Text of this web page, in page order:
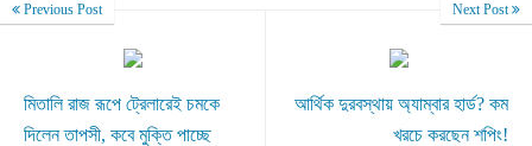
Previous Post
মিতালি রাজ রূপে ট্রেলারেই চমকে
দিলেন তাপসী, কবে মুক্তি পাচ্ছে
Next Post
আর্থিক দুরবস্থায় অ্যাম্বার হার্ড? কম
খরচে করছেন শপিং!